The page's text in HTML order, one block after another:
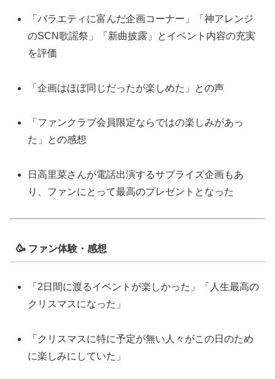
「バラエティに富んだ企画コーナー」「神アレンジ
のSCN歌謡祭」「新曲披露」とイベント内容の充実
を評価
「企画はほぼ同じだったが楽しめた」との声
「ファンクラブ会員限定ならではの楽しみがあっ
た」との感想
日高里菜さんが電話出演するサプライズ企画もあ
り、ファンにとって最高のプレゼントとなった
🥳 ファン体験・感想
「2日間に渡るイベントが楽しかった」「人生最高の
クリスマスになった」
「クリスマスに特に予定が無い人々がこの日のため
に楽しみにしていた」